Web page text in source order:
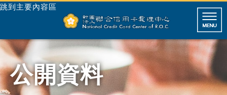
跳到主要內容區
公開資料